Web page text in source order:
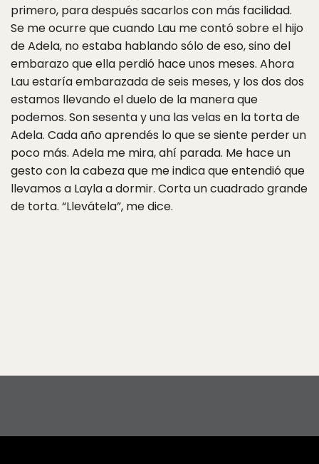
primero, para después sacarlos con más facilidad.
Se me ocurre que cuando Lau me contó sobre el hijo
de Adela, no estaba hablando sólo de eso, sino del
embarazo que ella perdió hace unos meses. Ahora
Lau estaría embarazada de seis meses, y los dos dos
estamos llevando el duelo de la manera que
podemos. Son sesenta y una las velas en la torta de
Adela. Cada año aprendés lo que se siente perder un
poco más. Adela me mira, ahí parada. Me hace un
gesto con la cabeza que me indica que entendió que
llevamos a Layla a dormir. Corta un cuadrado grande
de torta. “Llevátela”, me dice.